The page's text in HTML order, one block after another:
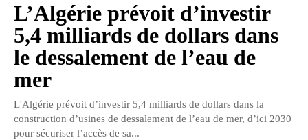
L’Algérie prévoit d’investir
5,4 milliards de dollars dans
le dessalement de l’eau de
mer
L'Algérie prévoit d’investir 5,4 milliards de dollars dans la
construction d’usines de dessalement de l’eau de mer, d’ici 2030
pour sécuriser l’accès de sa...